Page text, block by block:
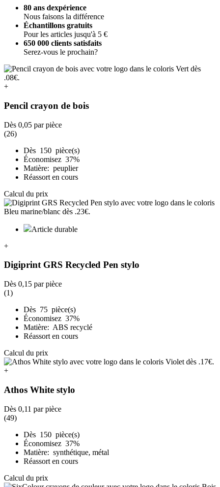
80 ans dexpérience
Nous faisons la différence
Échantillons gratuits
Pour les articles jusqu'à 5 €
650 000 clients satisfaits
Serez-vous le prochain?
+
Pencil crayon de bois
Dès 0,05 par pièce
(26)
Dès 150 pièce(s)
Économisez 37%
Matière: peuplier
Réassort en cours
Calcul du prix
Article durable
+
Digiprint GRS Recycled Pen stylo
Dès 0,15 par pièce
(1)
Dès 75 pièce(s)
Économisez 37%
Matière: ABS recyclé
Réassort en cours
Calcul du prix
+
Athos White stylo
Dès 0,11 par pièce
(49)
Dès 150 pièce(s)
Économisez 37%
Matière: synthétique, métal
Réassort en cours
Calcul du prix